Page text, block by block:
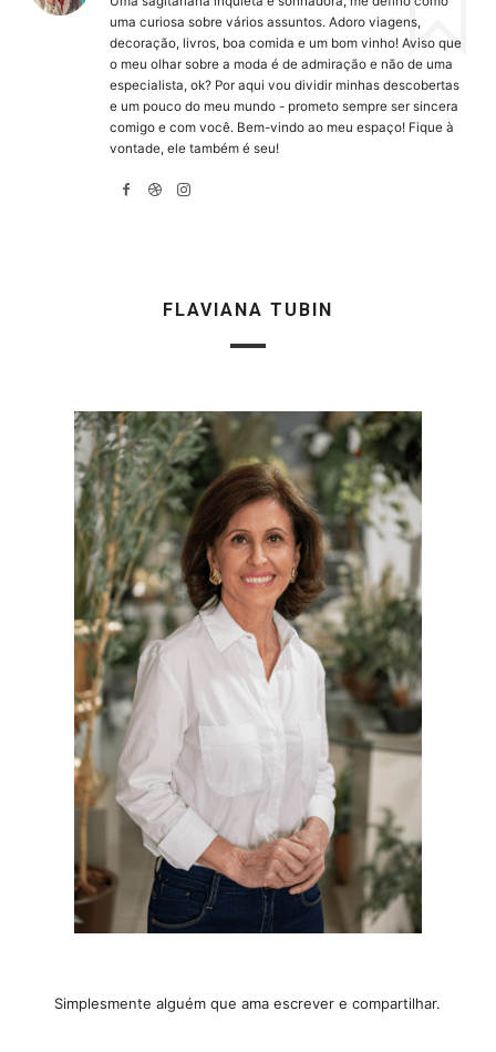
uma curiosa sobre vários assuntos. Adoro viagens,
decoração, livros, boa comida e um bom vinho! Aviso que
o meu olhar sobre a moda é de admiração e não de uma
especialista, ok? Por aqui vou dividir minhas descobertas
e um pouco do meu mundo - prometo sempre ser sincera
comigo e com você. Bem-vindo ao meu espaço! Fique à
vontade, ele também é seu!
FLAVIANA TUBIN
Simplesmente alguém que ama escrever e compartilhar.